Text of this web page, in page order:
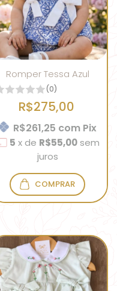
Romper Tessa Azul
(0)
R$275,00
R$261,25 com Pix
5 x de R$55,00 sem
juros
COMPRAR